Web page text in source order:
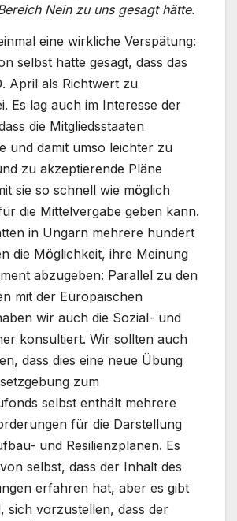
Nein zu uns gesagt hätte.
eine wirkliche Verspätung:
selbst hatte gesagt, dass das
April als Richtwert zu
Es lag auch im Interesse der
die Mitgliedsstaaten
und damit umso leichter zu
zu akzeptierende Pläne
sie so schnell wie möglich
die Mittelvergabe geben kann.
in Ungarn mehrere hundert
die Möglichkeit, ihre Meinung
abzugeben: Parallel zu den
mit der Europäischen
wir auch die Sozial- und
konsultiert. Wir sollten auch
dass dies eine neue Übung
zum
selbst enthält mehrere
für die Darstellung
und Resilienzplänen. Es
selbst, dass der Inhalt des
erfahren hat, aber es gibt
sich vorzustellen, dass der